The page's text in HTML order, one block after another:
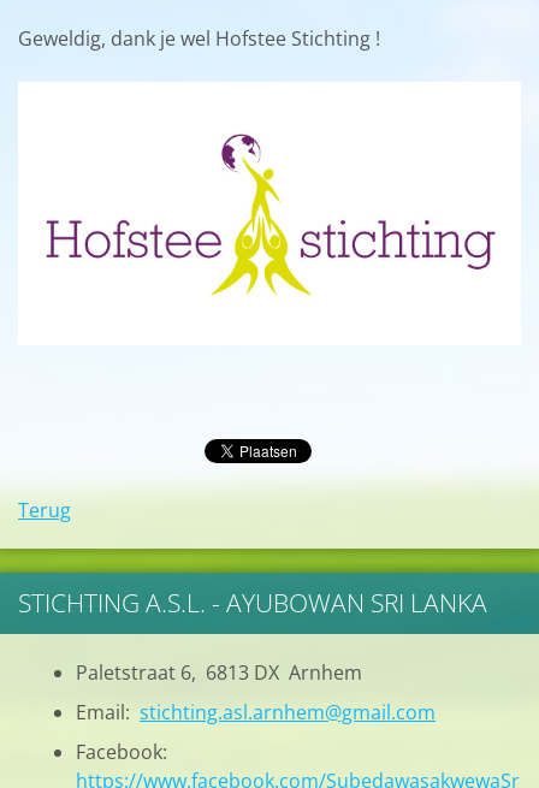
Geweldig, dank je wel Hofstee Stichting !
Terug
STICHTING A.S.L. - AYUBOWAN SRI LANKA
Paletstraat 6, 6813 DX Arnhem
Email: stichting.asl.arnhem@gmail.com
Facebook:
https://www.facebook.com/SubedawasakwewaSr